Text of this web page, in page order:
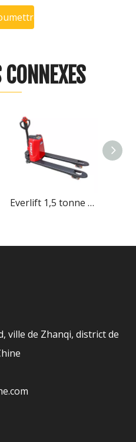
Everlift 1,5 tonne 2 tonnes hauteur de levage 200 mm transpalette électrique alimenté par batterie au lithium
ville de Zhanqi, district de